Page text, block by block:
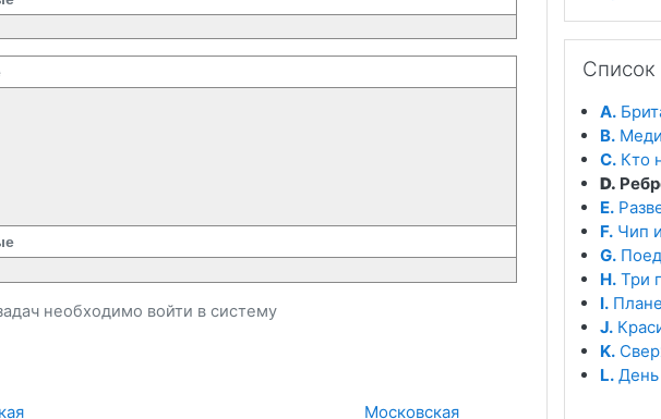
необходимо войти в систему
Московская
Список
A.
B.
C. Кто
D.
E.
F. Чип
G.
H. Три
I.
J.
K.
L.